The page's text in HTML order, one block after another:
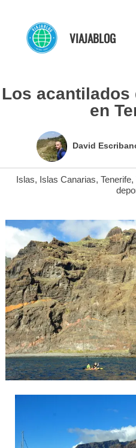
contenido
VIAJABLOG
Los acantilados
en
David
Islas, Islas Canarias, Tenerife,